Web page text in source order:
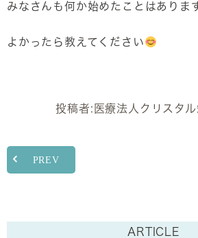
みなさんも何か始めたことはありま
よかったら教えてください
投稿者: 医療法人クリスタ
PREV
ARTICLE